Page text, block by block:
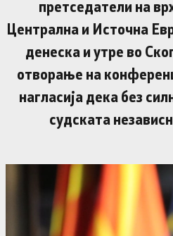
претседатели на
Централна и Источна
денеска и утре во
отворање на
нагласија дека без
судската